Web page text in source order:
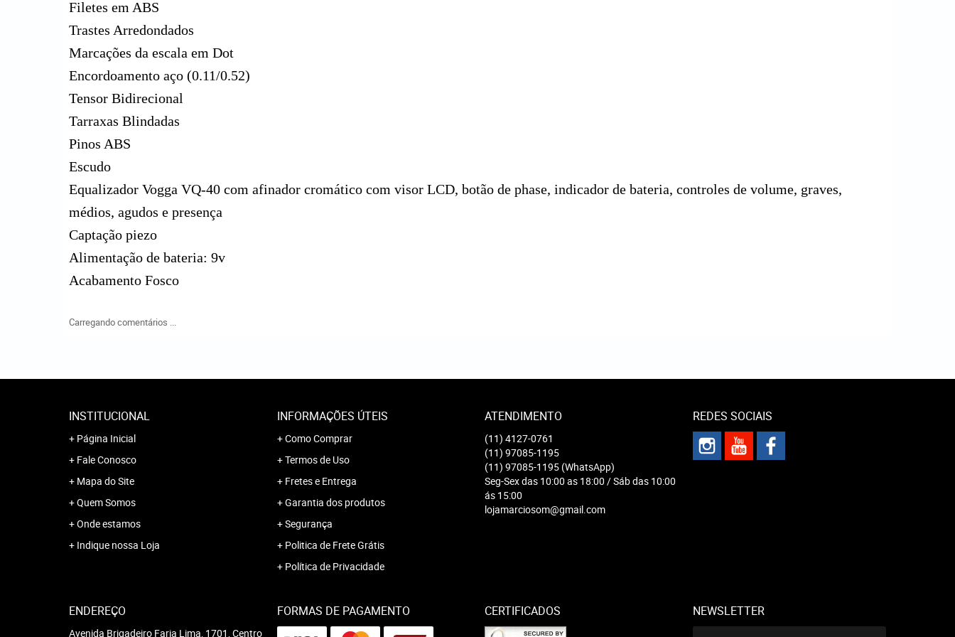
Filetes em ABS
Trastes Arredondados
Marcações da escala em Dot
Encordoamento aço (0.11/0.52)
Tensor Bidirecional
Tarraxas Blindadas
Pinos ABS
Escudo
Equalizador Vogga VQ-40 com afinador cromático com visor LCD, botão de phase, indicador de bateria, controles de volume, graves,
médios, agudos e presença
Captação piezo
Alimentação de bateria: 9v
Acabamento Fosco
Carregando comentários ...
INSTITUCIONAL
Página Inicial
Fale Conosco
Mapa do Site
Quem Somos
Onde estamos
Indique nossa Loja
INFORMAÇÕES ÚTEIS
Como Comprar
Termos de Uso
Fretes e Entrega
Garantia dos produtos
Segurança
Politica de Frete Grátis
Política de Privacidade
ATENDIMENTO
(11) 4127-0761
(11) 97085-1195
(11) 97085-1195 (WhatsApp)
Seg-Sex das 10:00 as 18:00 / Sáb das 10:00
ás 15:00
lojamarciosom@gmail.com
REDES SOCIAIS
ENDEREÇO
Avenida Brigadeiro Faria Lima, 1701, Centro
FORMAS DE PAGAMENTO CERTIFICADOS NEWSLETTER